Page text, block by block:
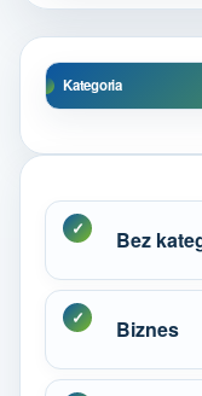
Kategoria
Bez
Biznes